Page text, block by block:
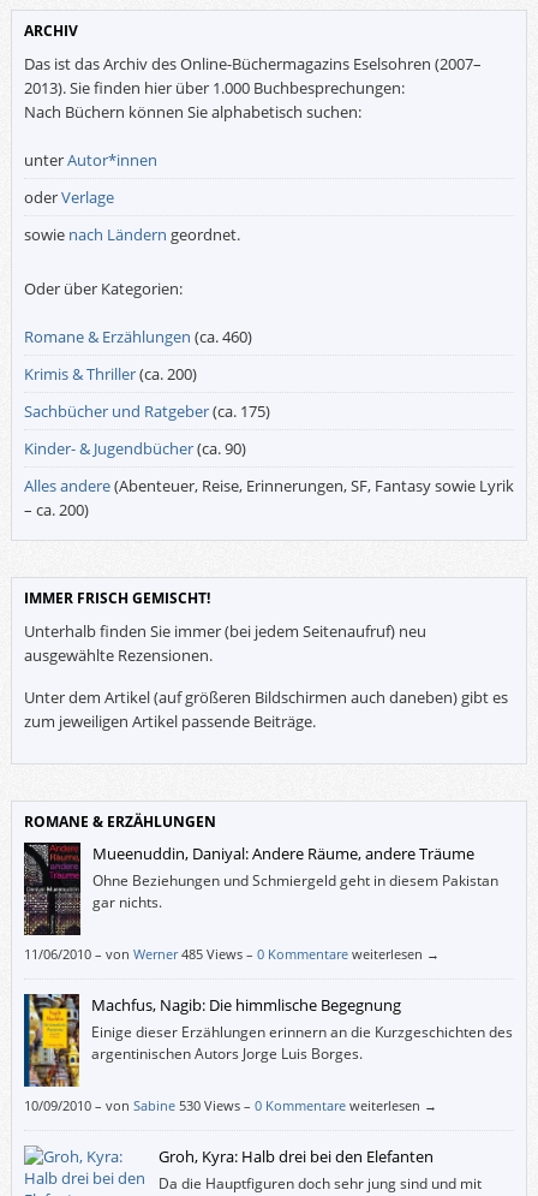
ARCHIV
Das ist das Archiv des Online-Büchermagazins Eselsohren (2007–
2013). Sie finden hier über 1.000 Buchbesprechungen:
Nach Büchern können Sie alphabetisch suchen:
unterAutor*innen
oderVerlage
sowie nach Ländern geordnet.
Oder über Kategorien:
Romane & Erzählungen (ca. 460)
Krimis & Thriller(ca. 200)
Sachbücher und Ratgeber(ca. 175)
Kinder- & Jugendbücher(ca. 90)
Alles andere(Abenteuer, Reise, Erinnerungen, SF, Fantasy sowie Lyrik
– ca. 200)
IMMER FRISCH GEMISCHT!
Unterhalb finden Sie immer (bei jedem Seitenaufruf) neu
ausgewählte Rezensionen.
Unter dem Artikel (auf größeren Bildschirmen auch daneben) gibt es
zum jeweiligen Artikel passende Beiträge.
ROMANE & ERZÄHLUNGEN
Mueenuddin, Daniyal: Andere Räume, andere Träume
Ohne Beziehungen und Schmiergeld geht in diesem Pakistan
gar nichts.
11/06/2010– von Werner 485 Views – 0 Kommentare weiterlesen →
Machfus, Nagib: Die himmlische Begegnung
Einige dieser Erzählungen erinnern an die Kurzgeschichten des
argentinischen Autors Jorge Luis Borges.
10/09/2010– von Sabine 530 Views – 0 Kommentare weiterlesen →
Groh, Kyra: Halb drei bei den Elefanten
Da die Hauptfiguren doch sehr jung sind und mit